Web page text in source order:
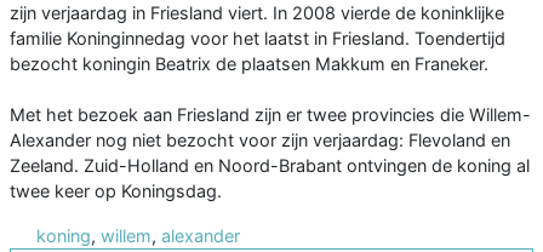
zijn verjaardag in Friesland viert. In 2008 vierde de koninklijke
familie Koninginnedag voor het laatst in Friesland. Toendertijd
bezocht koningin Beatrix de plaatsen Makkum en Franeker.
Met het bezoek aan Friesland zijn er twee provincies die Willem-
Alexander nog niet bezocht voor zijn verjaardag: Flevoland en
Zeeland. Zuid-Holland en Noord-Brabant ontvingen de koning al
twee keer op Koningsdag.
koning, willem, alexander